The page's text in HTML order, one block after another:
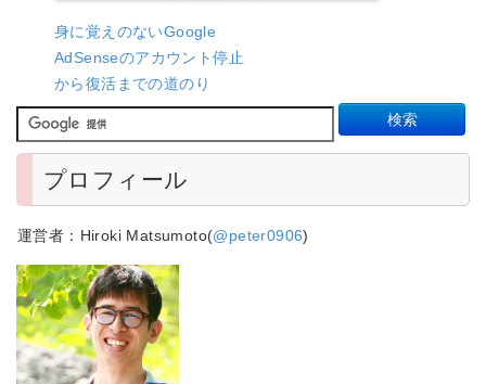
身に覚えのないGoogle
AdSenseのアカウント停止
から復活までの道のり
プロフィール
運営者：Hiroki Matsumoto(@peter0906)